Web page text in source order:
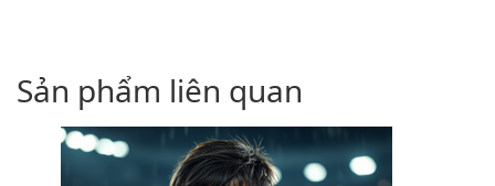
Sản phẩm liên quan